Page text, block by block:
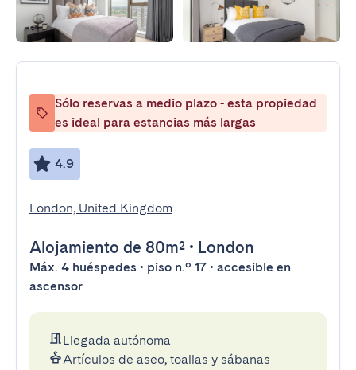
Sólo reservas a medio plazo - esta propiedad
es ideal para estancias más largas
4.9
London, United Kingdom
Alojamiento de 80m² • London
Máx. 4 huéspedes • piso n.º 17 • accesible en
ascensor
Llegada autónoma
Artículos de aseo, toallas y sábanas